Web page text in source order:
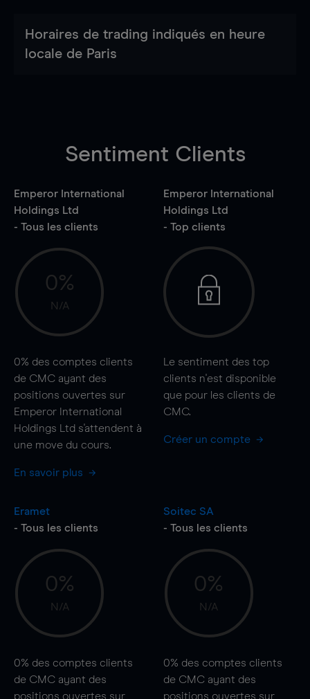
Horaires de trading indiqués en heure
locale de Paris
Sentiment Clients
Emperor International
Holdings Ltd
- Tous les clients
0%
N/A
0% des comptes clients
de CMC ayant des
positions ouvertes sur
Emperor International
Holdings Ltd s'attendent à
une move du cours.
En savoir plus
Emperor International
Holdings Ltd
- Top clients
Le sentiment des top
clients n'est disponible
que pour les clients de
CMC.
Créer un compte
Eramet
- Tous les clients
0%
N/A
0% des comptes clients
de CMC ayant des
positions ouvertes sur
Soitec SA
- Tous les clients
0%
N/A
0% des comptes clients
de CMC ayant des
positions ouvertes sur